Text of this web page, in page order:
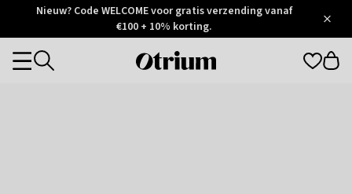
Otrium
Trustpilot
Nieuw? Code WELCOME voor gratis verzending vanaf
€100 + 10% korting.
Otrium
Categories